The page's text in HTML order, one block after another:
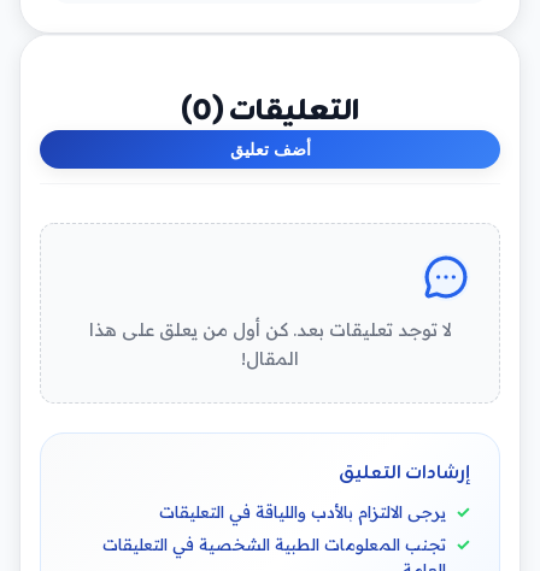
التعليقات (0
)
أضف تعليق
لا توجد تعليقات بعد. كن أول من يعلق على هذا
المقال!
إرشادات التعليق
يرجى الالتزام بالأدب واللياقة في التعليقات
تجنب المعلومات الطبية الشخصية في التعليقات